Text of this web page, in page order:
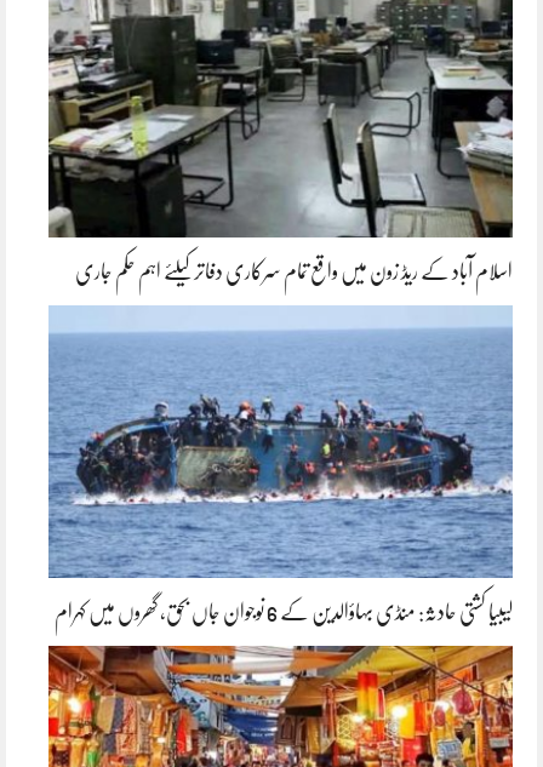
اسلام آباد کے ریڈ زون میں واقع تمام سرکاری دفاتر کیلئے اہم حکم جاری
لیبیا کشتی حادثہ: منڈی بہاؤالدین کے 6 نوجوان جاں بحق، گھروں میں کہرام